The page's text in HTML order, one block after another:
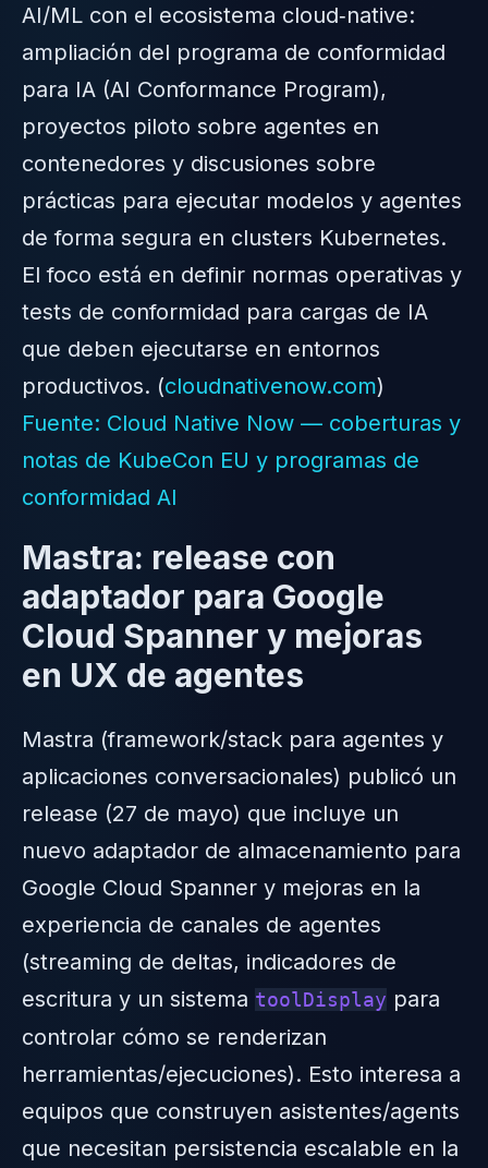
AI/ML con el ecosistema cloud‑native:
ampliación del programa de conformidad
para IA (AI Conformance Program),
proyectos piloto sobre agentes en
contenedores y discusiones sobre
prácticas para ejecutar modelos y agentes
de forma segura en clusters Kubernetes.
El foco está en definir normas operativas y
tests de conformidad para cargas de IA
que deben ejecutarse en entornos
productivos. (cloudnativenow.com)
Fuente: Cloud Native Now — coberturas y
notas de KubeCon EU y programas de
conformidad AI
Mastra: release con
adaptador para Google
Cloud Spanner y mejoras
en UX de agentes
Mastra (framework/stack para agentes y
aplicaciones conversacionales) publicó un
release (27 de mayo) que incluye un
nuevo adaptador de almacenamiento para
Google Cloud Spanner y mejoras en la
experiencia de canales de agentes
(streaming de deltas, indicadores de
escritura y un sistema toolDisplay para
controlar cómo se renderizan
herramientas/ejecuciones). Esto interesa a
equipos que construyen asistentes/agents
que necesitan persistencia escalable en la